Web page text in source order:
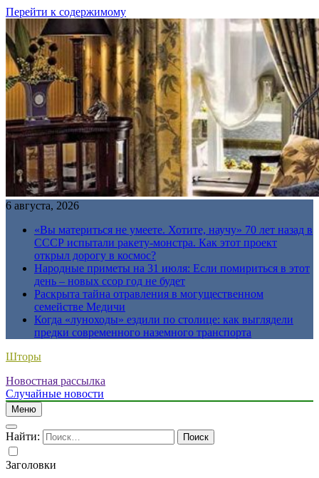
Перейти к содержимому
6 августа, 2026
«Вы материться не умеете. Хотите, научу» 70 лет назад в
СССР испытали ракету-монстра. Как этот проект
открыл дорогу в космос?
Народные приметы на 31 июля: Если помириться в этот
день – новых ссор год не будет
Раскрыта тайна отравления в могущественном
семействе Медичи
Когда «луноходы» ездили по столице: как выглядели
предки современного наземного транспорта
Шторы
Новостная рассылка
Случайные новости
Меню
Найти:
Заголовки